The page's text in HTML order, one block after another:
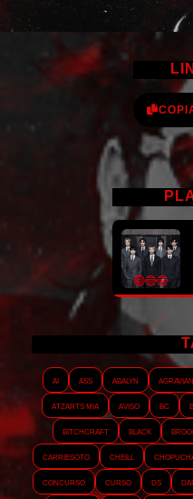
AI ASS Abalyn
Atzarts Mia
Aviso BC
Bitchcraft
Black
Carriesoto
Cheill
Concurso
Curso DS